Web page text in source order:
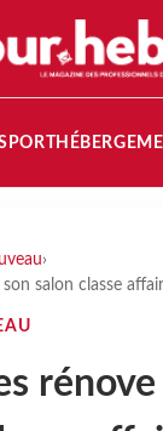
›
salon classe